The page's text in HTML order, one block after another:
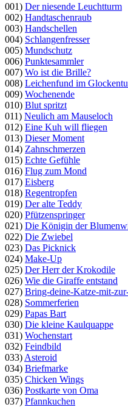
001) Der niesende Leuchtturm
002) Handtaschenraub
003) Handschellen
004) Schlangenfresser
005) Mundschutz
006) Punktesammler
007) Wo ist die Brille?
008) Leichenfund im
009) Wochenende
010) Blut spritzt
011) Neulich am Mauseloch
012) Eine Kuh will fliegen
013) Dieser Moment
014) Zahnschmerzen
015) Echte Gefühle
016) Flug zum Mond
017) Eisberg
018) Regentropfen
019) Der alte Teddy
020) Pfützenspringer
021) Die Königin der
022) Die Zwiebel
023) Das Picknick
024) Make-Up
025) Der Herr der Krokodile
026) Wie die Giraffe entstand
027) Bring-deine-Katze-mit-
028) Sommerferien
029) Papas Bart
030) Die kleine Kaulquappe
031) Wochenstart
032) Feindbild
033) Asteroid
034) Briefmarke
035) Chicken Wings
036) Postkarte von Oma
037) Pfannkuchen